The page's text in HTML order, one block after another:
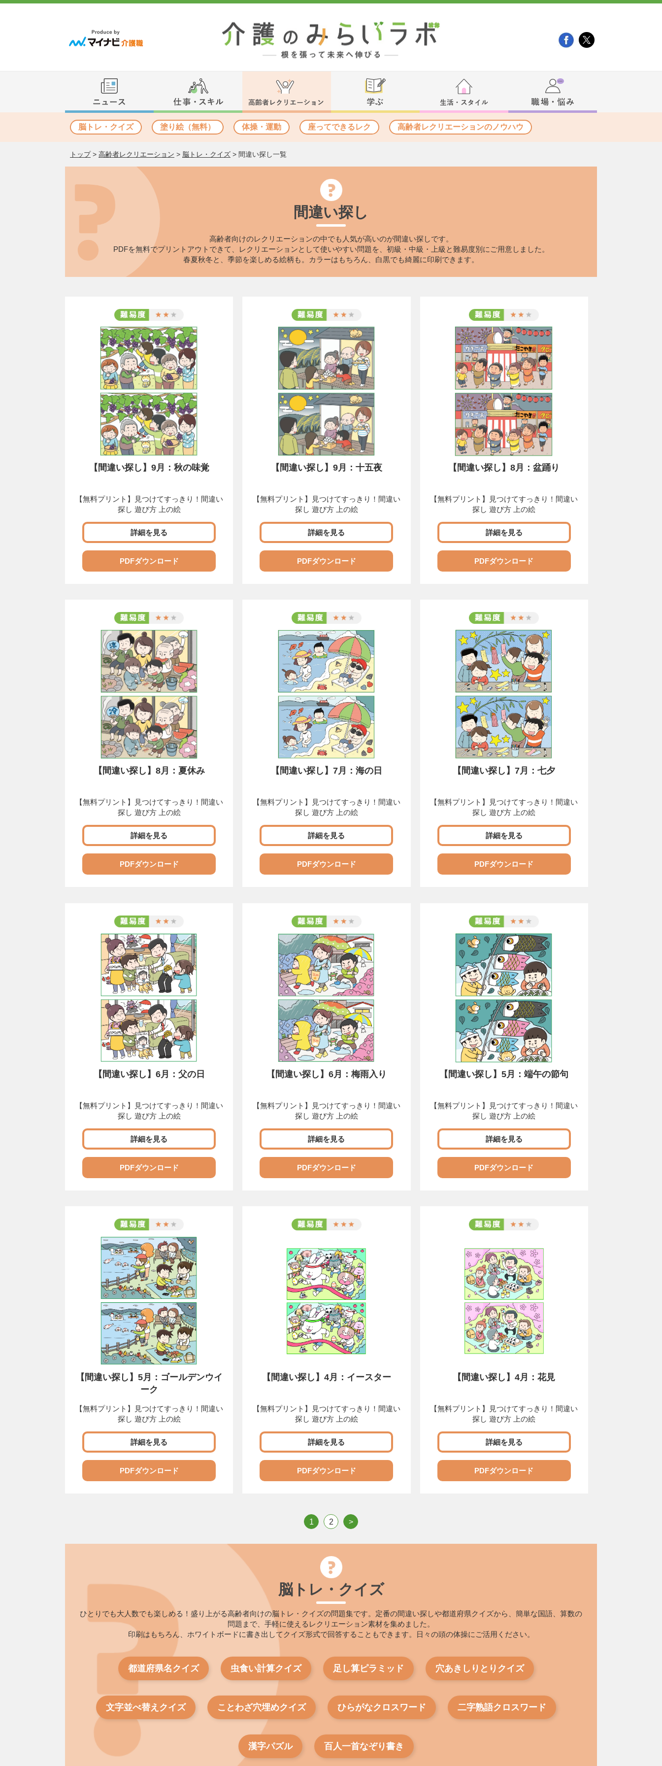
脳トレ・クイズ 塗り絵（無料） 体操・運動 座ってできるレク 高齢者レクリエーションのノウハウ
トップ > 高齢者レクリエーション > 脳トレ・クイズ > 間違い探し一覧
間違い探し
高齢者向けのレクリエーションの中でも人気が高いのが間違い探しです。
PDFを無料でプリントアウトできて、レクリエーションとして使いやすい問題を、初級・中級・上級と難易度別にご用意しました。
春夏秋冬と、季節を楽しめる絵柄も。カラーはもちろん、白黒でも綺麗に印刷できます。
【間違い探し】9月：秋の味覚
【無料プリント】見つけてすっきり！間違い
探し 遊び方 上の絵
詳細を見る
PDFダウンロード
【間違い探し】9月：十五夜
【無料プリント】見つけてすっきり！間違い
探し 遊び方 上の絵
詳細を見る
PDFダウンロード
【間違い探し】8月：盆踊り
【無料プリント】見つけてすっきり！間違い
探し 遊び方 上の絵
詳細を見る
PDFダウンロード
【間違い探し】8月：夏休み
【無料プリント】見つけてすっきり！間違い
探し 遊び方 上の絵
詳細を見る
PDFダウンロード
【間違い探し】7月：海の日
【無料プリント】見つけてすっきり！間違い
探し 遊び方 上の絵
詳細を見る
PDFダウンロード
【間違い探し】7月：七夕
【無料プリント】見つけてすっきり！間違い
探し 遊び方 上の絵
詳細を見る
PDFダウンロード
【間違い探し】6月：父の日
【無料プリント】見つけてすっきり！間違い
探し 遊び方 上の絵
詳細を見る
PDFダウンロード
【間違い探し】6月：梅雨入り
【無料プリント】見つけてすっきり！間違い
探し 遊び方 上の絵
詳細を見る
PDFダウンロード
【間違い探し】5月：端午の節句
【無料プリント】見つけてすっきり！間違い
探し 遊び方 上の絵
詳細を見る
PDFダウンロード
【間違い探し】5月：ゴールデンウイ
ーク
【無料プリント】見つけてすっきり！間違い
探し 遊び方 上の絵
詳細を見る
PDFダウンロード
【間違い探し】4月：イースター
【無料プリント】見つけてすっきり！間違い
探し 遊び方 上の絵
詳細を見る
PDFダウンロード
【間違い探し】4月：花見
【無料プリント】見つけてすっきり！間違い
探し 遊び方 上の絵
詳細を見る
PDFダウンロード
1 2 >
脳トレ・クイズ
ひとりでも大人数でも楽しめる！盛り上がる高齢者向けの脳トレ・クイズの問題集です。定番の間違い探しや都道府県クイズから、簡単な国語、算数の
問題まで、手軽に使えるレクリエーション素材を集めました。
印刷はもちろん、ホワイトボードに書き出してクイズ形式で回答することもできます。日々の頭の体操にご活用ください。
都道府県名クイズ 虫食い計算クイズ 足し算ピラミッド 穴あきしりとりクイズ
文字並べ替えクイズ ことわざ穴埋めクイズ ひらがなクロスワード 二字熟語クロスワード
漢字パズル 百人一首なぞり書き